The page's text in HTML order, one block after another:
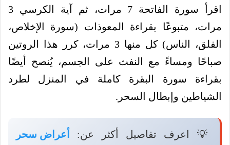
اقرأ سورة الفاتحة 7 مرات، ثم آية الكرسي 3
مرات، متبوعًا بقراءة المعوذات (سورة الإخلاص،
الفلق، الناس) كل منها 3 مرات، كرر هذا الروتين
صباحًا ومساءً مع النفث على الجسم، يُنصح أيضًا
بقراءة سورة البقرة كاملة في المنزل لطرد
الشياطين وإبطال السحر.
💡 اعرف تفاصيل أكثر عن:
أعراض سحر